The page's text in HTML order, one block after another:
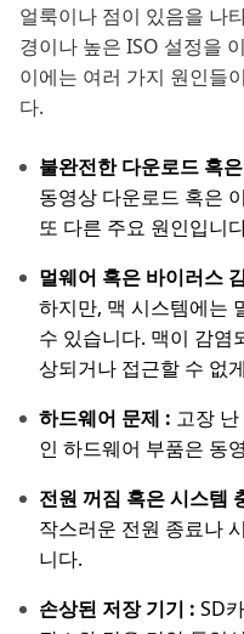
얼룩이나 점이 있음을 나
경이나 높은 ISO 설정을
이에는 여러 가지 원인들
다.
불완전한 다운로드 혹
동영상 다운로드 혹은
또 다른 주요 원인입니
멀웨어 혹은 바이러스
하지만, 맥 시스템에는
수 있습니다. 맥이 감염
상되거나 접근할 수 없
하드웨어 문제 : 고장
인 하드웨어 부품은 동
전원 꺼짐 혹은 시스템
작스러운 전원 종료나
니다.
손상된 저장 기기 : SD